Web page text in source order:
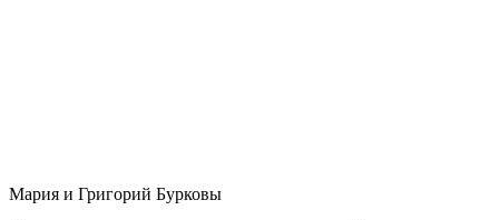
Мария и Григорий Бурковы